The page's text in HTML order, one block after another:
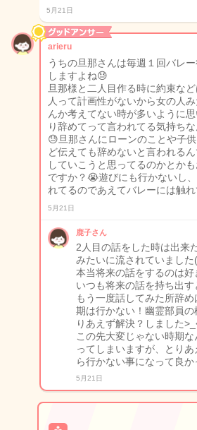
5月21日
arieru
うちの旦那さんは毎週１回バレ
しますよね😓
旦那様と二人目作る時に約束な
人って計画性がないから女の人
んか考えてない時が多いように
り辞めてって言われてる気持ち
😓旦那さんにローンのことや子
ど伝えても辞めないと言われる
していこうと思ってるのかとか
ですか？😭遊びにも行かないし
れてるのであえてバレーには触れ
5月21日
鹿子さん
2人目の話をした時は出来
みたいに流されていました
本当将来の話をするのは好
いつも将来の話を持ち出
もう一度話してみた所辞
期は行かない！幽霊部員
りあえず解決？しました
この先大変じゃない時期
ってしまいますが、とり
ら行かない事になって良
5月21日